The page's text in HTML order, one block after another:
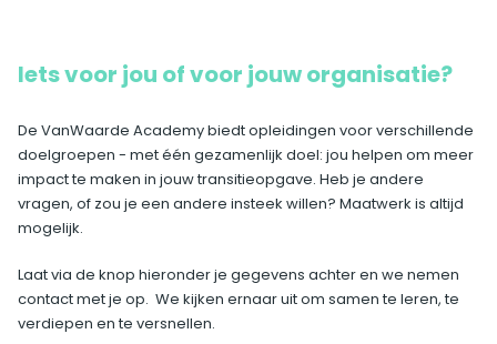
Iets voor jou of voor jouw organisatie?
De VanWaarde Academy biedt opleidingen voor verschillende
doelgroepen - met één gezamenlijk doel: jou helpen om meer
impact te maken in jouw transitieopgave. Heb je andere
vragen, of zou je een andere insteek willen? Maatwerk is altijd
mogelijk.
Laat via de knop hieronder je gegevens achter en we nemen
contact met je op. We kijken ernaar uit om samen te leren, te
verdiepen en te versnellen.